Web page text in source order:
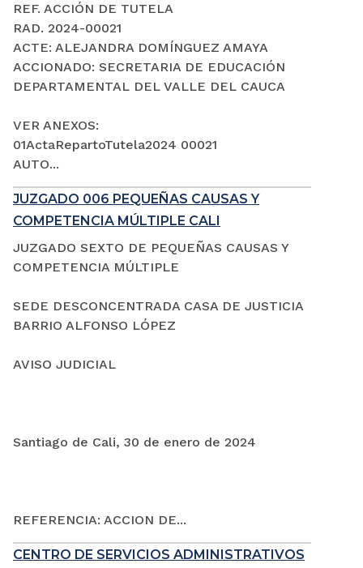
REF. ACCIÓN DE TUTELA
RAD. 2024-00021
ACTE: ALEJANDRA DOMÍNGUEZ AMAYA
ACCIONADO: SECRETARIA DE EDUCACIÓN
DEPARTAMENTAL DEL VALLE DEL CAUCA
VER ANEXOS:
01ActaRepartoTutela2024 00021
AUTO...
JUZGADO 006 PEQUEÑAS CAUSAS Y
COMPETENCIA MÚLTIPLE CALI
JUZGADO SEXTO DE PEQUEÑAS CAUSAS Y
COMPETENCIA MÚLTIPLE
SEDE DESCONCENTRADA CASA DE JUSTICIA
BARRIO ALFONSO LÓPEZ
AVISO JUDICIAL
Santiago de Cali, 30 de enero de 2024
REFERENCIA: ACCION DE...
CENTRO DE SERVICIOS ADMINISTRATIVOS